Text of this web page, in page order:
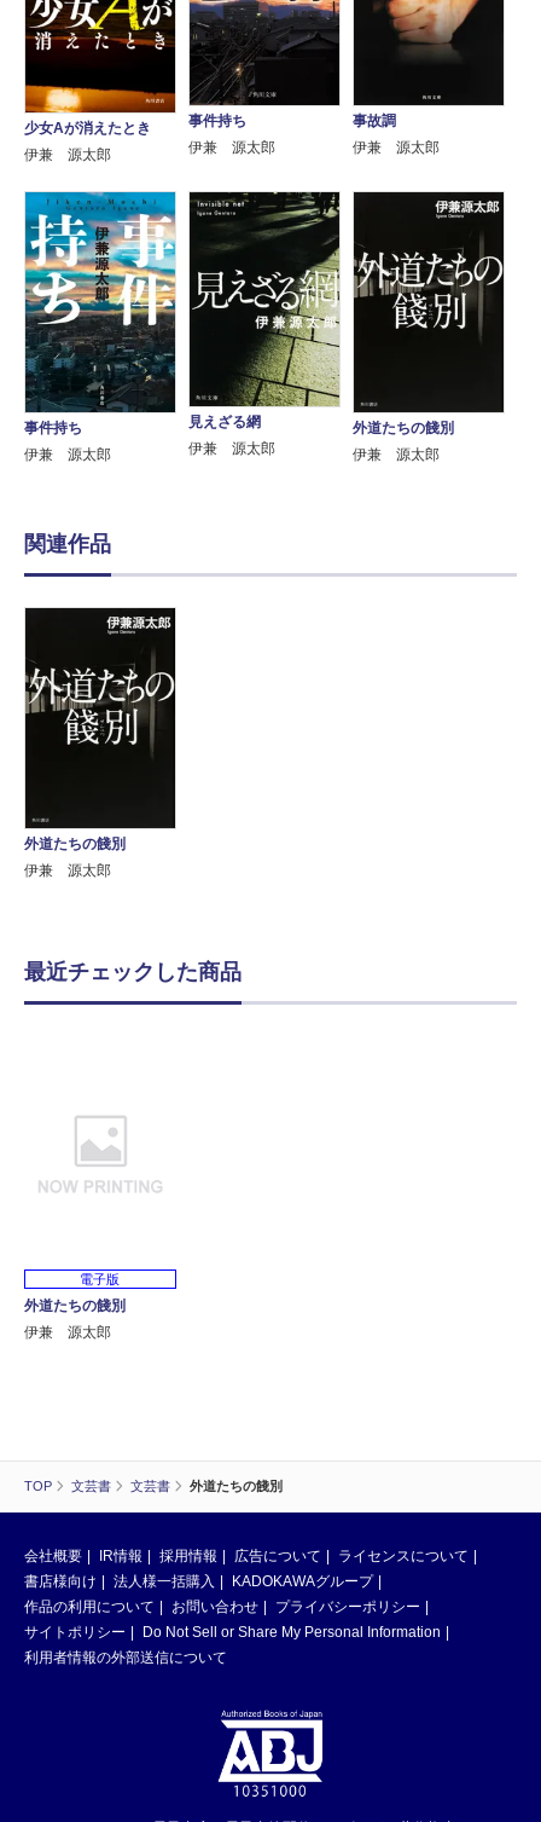
TOP 文芸書 文芸書 外道たちの餞別
少女Aが消えたとき
伊兼 源太郎
事件持ち
伊兼 源太郎
事故調
伊兼 源太郎
事件持ち
伊兼 源太郎
見えざる網
伊兼 源太郎
外道たちの餞別
伊兼 源太郎
関連作品
外道たちの餞別
伊兼 源太郎
最近チェックした商品
電子版
外道たちの餞別
伊兼 源太郎
会社概要 IR情報 採用情報 広告について
ライセンスについて
書店様向け
法人様一括購入
KADOKAWAグループ
作品の利用について
お問い合わせ
プライバシーポリシー
サイトポリシー
Do Not Sell or Share My Personal Information
利用者情報の外部送信について